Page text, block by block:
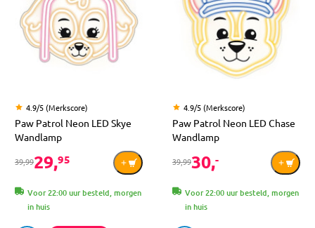
4.9/5 (Merkscore)
Paw Patrol Neon LED Skye
Wandlamp
39,9929,95
Voor 22:00 uur besteld, morgen
in huis
4.9/5 (Merkscore)
Paw Patrol Neon LED Chase
Wandlamp
39,9930,-
Voor 22:00 uur besteld, morgen
in huis